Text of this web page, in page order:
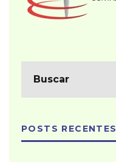
POSTS RECENTES